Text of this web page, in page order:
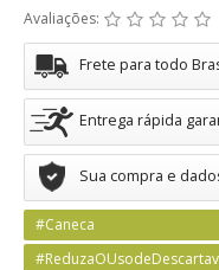
Avaliações:
Frete para todo
Entrega rápida
Sua compra e
#Caneca